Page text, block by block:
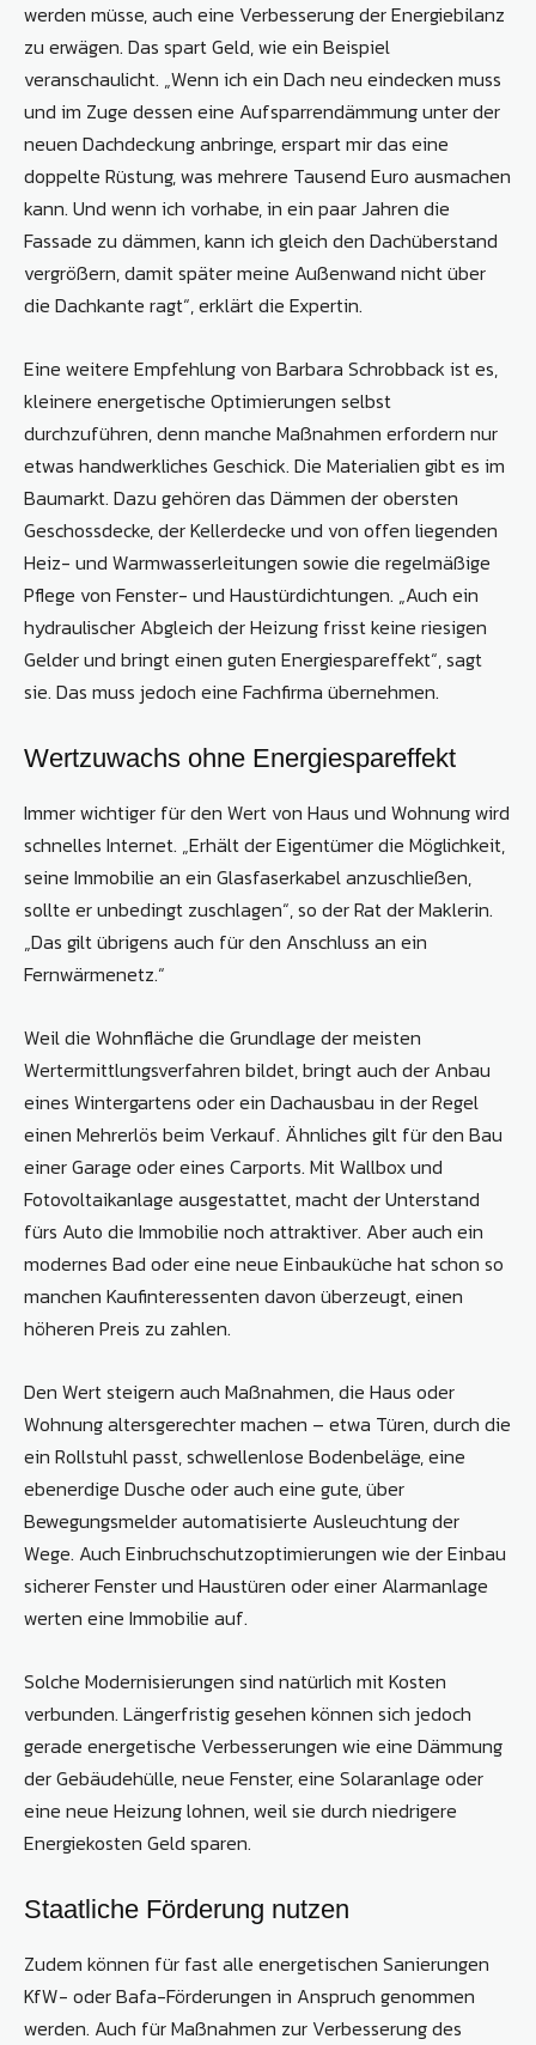
werden müsse, auch eine Verbesserung der Energiebilanz
zu erwägen. Das spart Geld, wie ein Beispiel
veranschaulicht. „Wenn ich ein Dach neu eindecken muss
und im Zuge dessen eine Aufsparrendämmung unter der
neuen Dachdeckung anbringe, erspart mir das eine
doppelte Rüstung, was mehrere Tausend Euro ausmachen
kann. Und wenn ich vorhabe, in ein paar Jahren die
Fassade zu dämmen, kann ich gleich den Dachüberstand
vergrößern, damit später meine Außenwand nicht über
die Dachkante ragt“, erklärt die Expertin.
Eine weitere Empfehlung von Barbara Schrobback ist es,
kleinere energetische Optimierungen selbst
durchzuführen, denn manche Maßnahmen erfordern nur
etwas handwerkliches Geschick. Die Materialien gibt es im
Baumarkt. Dazu gehören das Dämmen der obersten
Geschossdecke, der Kellerdecke und von offen liegenden
Heiz- und Warmwasserleitungen sowie die regelmäßige
Pflege von Fenster- und Haustürdichtungen. „Auch ein
hydraulischer Abgleich der Heizung frisst keine riesigen
Gelder und bringt einen guten Energiespareffekt“, sagt
sie. Das muss jedoch eine Fachfirma übernehmen.
Wertzuwachs ohne Energiespareffekt
Immer wichtiger für den Wert von Haus und Wohnung wird
schnelles Internet. „Erhält der Eigentümer die Möglichkeit,
seine Immobilie an ein Glasfaserkabel anzuschließen,
sollte er unbedingt zuschlagen“, so der Rat der Maklerin.
„Das gilt übrigens auch für den Anschluss an ein
Fernwärmenetz.“
Weil die Wohnfläche die Grundlage der meisten
Wertermittlungsverfahren bildet, bringt auch der Anbau
eines Wintergartens oder ein Dachausbau in der Regel
einen Mehrerlös beim Verkauf. Ähnliches gilt für den Bau
einer Garage oder eines Carports. Mit Wallbox und
Fotovoltaikanlage ausgestattet, macht der Unterstand
fürs Auto die Immobilie noch attraktiver. Aber auch ein
modernes Bad oder eine neue Einbauküche hat schon so
manchen Kaufinteressenten davon überzeugt, einen
höheren Preis zu zahlen.
Den Wert steigern auch Maßnahmen, die Haus oder
Wohnung altersgerechter machen – etwa Türen, durch die
ein Rollstuhl passt, schwellenlose Bodenbeläge, eine
ebenerdige Dusche oder auch eine gute, über
Bewegungsmelder automatisierte Ausleuchtung der
Wege. Auch Einbruchschutzoptimierungen wie der Einbau
sicherer Fenster und Haustüren oder einer Alarmanlage
werten eine Immobilie auf.
Solche Modernisierungen sind natürlich mit Kosten
verbunden. Längerfristig gesehen können sich jedoch
gerade energetische Verbesserungen wie eine Dämmung
der Gebäudehülle, neue Fenster, eine Solaranlage oder
eine neue Heizung lohnen, weil sie durch niedrigere
Energiekosten Geld sparen.
Staatliche Förderung nutzen
Zudem können für fast alle energetischen Sanierungen
KfW- oder Bafa-Förderungen in Anspruch genommen
werden. Auch für Maßnahmen zur Verbesserung des